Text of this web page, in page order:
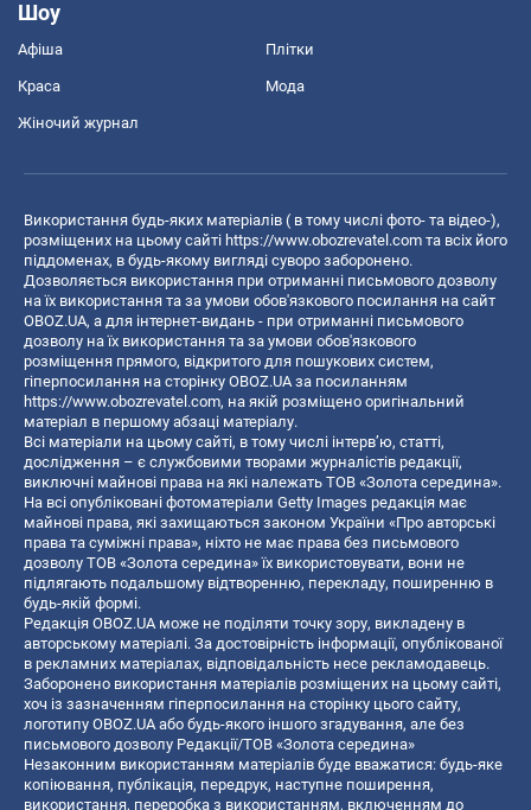
Шоу
Афіша Плітки
Краса Мода
Жіночий журнал
Використання будь-яких матеріалів ( в тому числі фото- та відео-),
розміщених на цьому сайті https://www.obozrevatel.com та всіх його
піддоменах, в будь-якому вигляді суворо заборонено.
Дозволяється використання при отриманні письмового дозволу
на їх використання та за умови обов'язкового посилання на сайт
OBOZ.UA, а для інтернет-видань - при отриманні письмового
дозволу на їх використання та за умови обов'язкового
розміщення прямого, відкритого для пошукових систем,
гіперпосилання на сторінку OBOZ.UA за посиланням
https://www.obozrevatel.com, на якій розміщено оригінальний
матеріал в першому абзаці матеріалу.
Всі матеріали на цьому сайті, в тому числі інтерв’ю, статті,
дослідження – є службовими творами журналістів редакції,
виключні майнові права на які належать ТОВ «Золота середина».
На всі опубліковані фотоматеріали Getty Images редакція має
майнові права, які захищаються законом України «Про авторські
права та суміжні права», ніхто не має права без письмового
дозволу ТОВ «Золота середина» їх використовувати, вони не
підлягають подальшому відтворенню, перекладу, поширенню в
будь-якій формі.
Редакція OBOZ.UA може не поділяти точку зору, викладену в
авторському матеріалі. За достовірність інформації, опублікованої
в рекламних матеріалах, відповідальність несе рекламодавець.
Заборонено використання матеріалів розміщених на цьому сайті,
хоч із зазначенням гіперпосилання на сторінку цього сайту,
логотипу OBOZ.UA або будь-якого іншого згадування, але без
письмового дозволу Редакції/ТОВ «Золота середина»
Незаконним використанням матеріалів буде вважатися: будь-яке
копiювання, публiкацiя, передрук, наступне поширення,
використання, переробка з використанням, включенням до